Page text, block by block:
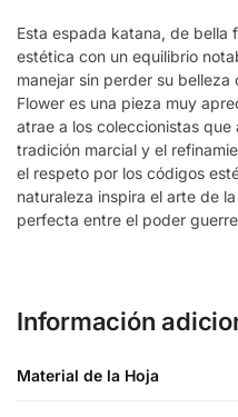
Esta espada katana, de
estética con un equilibrio
manejar sin perder su
Flower es una pieza muy
atrae a los coleccionistas
tradición marcial y el
el respeto por los códigos
naturaleza inspira el arte de
perfecta entre el poder
Información
Material de la Hoja